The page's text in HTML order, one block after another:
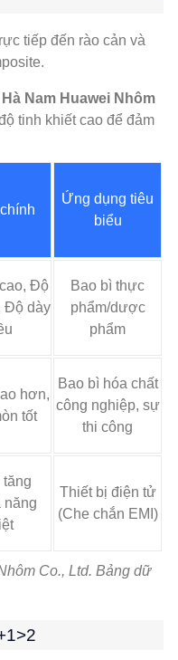
tiếp đến rào cản và
Hà Nam Huawei Nhôm
tinh khiết cao để đảm
Ứng dụng tiêu
biểu
Độ
Độ dày
Bao bì thực
phẩm/dược
phẩm
hơn,
tốt
Bao bì hóa chất
công nghiệp, sự
thi công
năng
Thiết bị điện tử
(Che chắn EMI)
Co., Ltd. Bảng dữ